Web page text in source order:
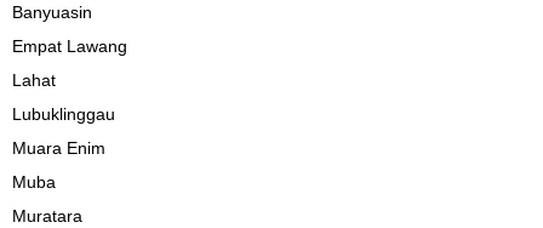
Banyuasin
Empat Lawang
Lahat
Lubuklinggau
Muara Enim
Muba
Muratara